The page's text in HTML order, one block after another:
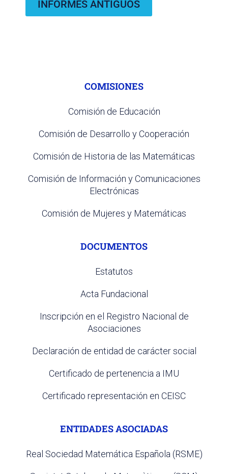
INFORMES ANTIGUOS
COMISIONES
Comisión de Educación
Comisión de Desarrollo y Cooperación
Comisión de Historia de las Matemáticas
Comisión de Información y Comunicaciones
Electrónicas
Comisión de Mujeres y Matemáticas
DOCUMENTOS
Estatutos
Acta Fundacional
Inscripción en el Registro Nacional de
Asociaciones
Declaración de entidad de carácter social
Certificado de pertenencia a IMU
Certificado representación en CEISC
ENTIDADES ASOCIADAS
Real Sociedad Matemática Española (RSME)